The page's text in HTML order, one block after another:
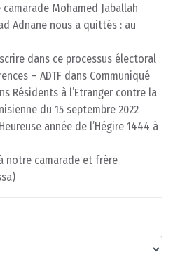
Mohamed Jaballah
Adnane nous a quittés : au
dans ce processus électoral
– ADTF dans Communiqué
Résidents à l’Etranger contre la
du 15 septembre 2022
Heureuse année de l’Hégire 1444 à
à notre camarade et frère